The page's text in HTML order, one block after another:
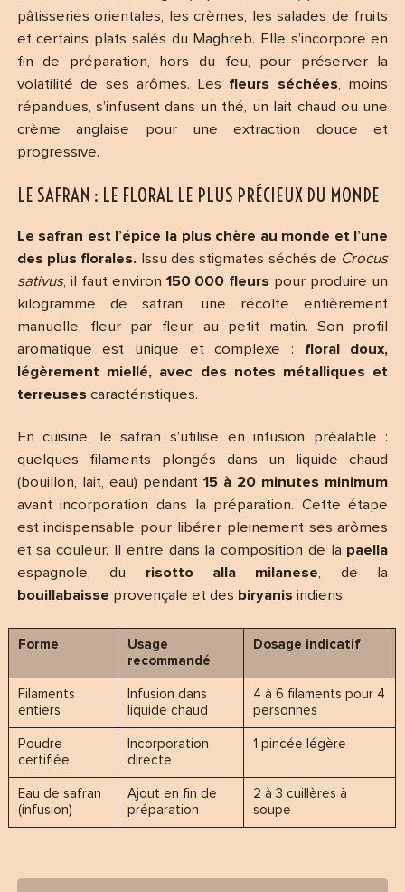
pâtisseries orientales, les crèmes, les salades de fruits
et certains plats salés du Maghreb. Elle s’incorpore en
fin de préparation, hors du feu, pour préserver la
volatilité de ses arômes. Les fleurs séchées, moins
répandues, s’infusent dans un thé, un lait chaud ou une
crème anglaise pour une extraction douce et
progressive.
LE SAFRAN : LE FLORAL LE PLUS PRÉCIEUX DU MONDE
Le safran est l’épice la plus chère au monde et l’une
des plus florales. Issu des stigmates séchés de Crocus
sativus, il faut environ 150 000 fleurs pour produire un
kilogramme de safran, une récolte entièrement
manuelle, fleur par fleur, au petit matin. Son profil
aromatique est unique et complexe : floral doux,
légèrement miellé, avec des notes métalliques et
terreusescaractéristiques.
En cuisine, le safran s’utilise en infusion préalable :
quelques filaments plongés dans un liquide chaud
(bouillon, lait, eau) pendant 15 à 20 minutes minimum
avant incorporation dans la préparation. Cette étape
est indispensable pour libérer pleinement ses arômes
et sa couleur. Il entre dans la composition de la paella
espagnole, du risotto alla milanese, de la
bouillabaisse provençale et des biryanisindiens.
Forme
Usage
recommandé
Dosage indicatif
Filaments
entiers
Infusion dans
liquide chaud
4 à 6 filaments pour 4
personnes
Poudre
certifiée
Incorporation
directe
1 pincée légère
Eau de safran
(infusion)
Ajout en fin de
préparation
2 à 3 cuillères à
soupe